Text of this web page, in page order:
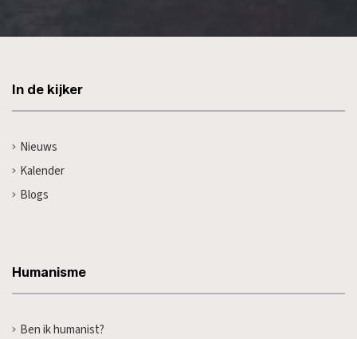
In de kijker
Nieuws
Kalender
Blogs
Humanisme
Ben ik humanist?